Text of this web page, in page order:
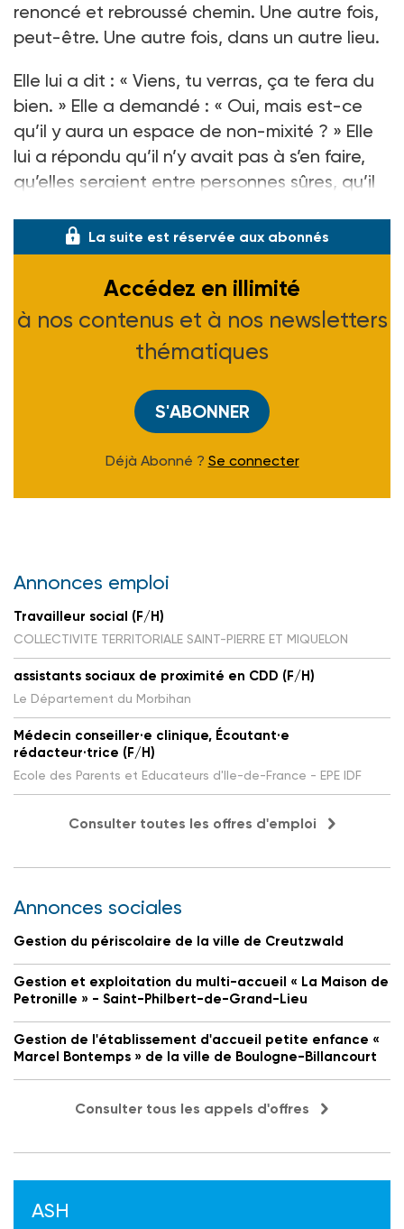
renoncé et rebroussé chemin. Une autre fois,
peut-être. Une autre fois, dans un autre lieu.
Elle lui a dit : « Viens, tu verras, ça te fera du
bien. » Elle a demandé : « Oui, mais est-ce
qu’il y aura un espace de non-mixité ? » Elle
lui a répondu qu’il n’y avait pas à s’en faire,
qu’elles seraient entre personnes sûres, qu’il
La suite est réservée aux abonnés
Accédez en illimité
à nos contenus et à nos newsletters
thématiques
S'ABONNER
Déjà Abonné ? Se connecter
Annonces emploi
Travailleur social (F/H)
COLLECTIVITE TERRITORIALE SAINT-PIERRE ET MIQUELON
assistants sociaux de proximité en CDD (F/H)
Le Département du Morbihan
Médecin conseiller·e clinique, Écoutant·e
rédacteur·trice (F/H)
Ecole des Parents et Educateurs d'Ile-de-France - EPE IDF
Consulter toutes les offres d'emploi
Annonces sociales
Gestion du périscolaire de la ville de Creutzwald
Gestion et exploitation du multi-accueil « La Maison de
Petronille » - Saint-Philbert-de-Grand-Lieu
Gestion de l'établissement d'accueil petite enfance «
Marcel Bontemps » de la ville de Boulogne-Billancourt
Consulter tous les appels d'offres
ASH